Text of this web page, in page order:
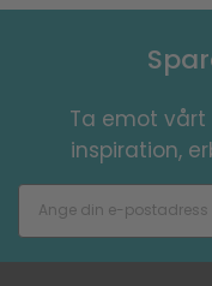
Ta emot
inspiration,